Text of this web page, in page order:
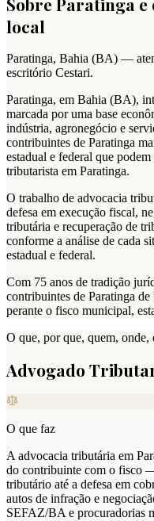
local
Paratinga, Bahia (BA) —
escritório Cestari.
Paratinga, em Bahia (BA),
marcada por uma base
indústria, agronegócio e
contribuintes de Paratinga
estadual e federal que
tributarista em Paratinga.
O trabalho de advocacia
defesa em execução fiscal,
tributária e recuperação de
conforme a análise de cada
estadual e federal.
Com 75 anos de tradição
contribuintes de Paratinga
perante o fisco municipal,
O que, por que, quem, onde,
Advogado
O que faz
A advocacia tributária em
do contribuinte com o fisco
tributário até a defesa em
autos de infração e
SEFAZ/BA e procuradorias